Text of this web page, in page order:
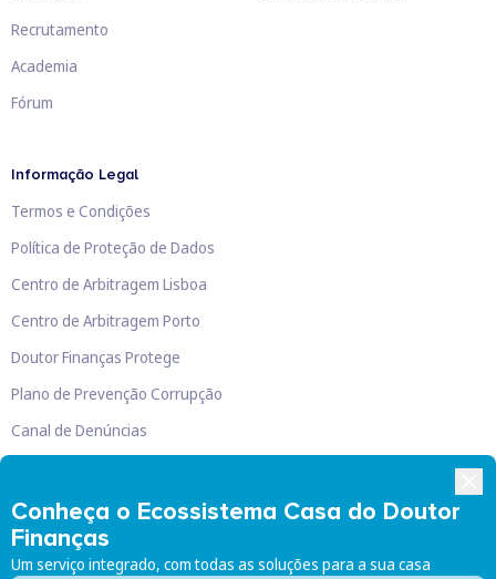
Conheça o Ecossistema Casa do Doutor
Finanças
Um serviço integrado, com todas as soluções para a sua casa
Recrutamento
Academia
Fórum
Informação Legal
Termos e Condições
Política de Proteção de Dados
Centro de Arbitragem Lisboa
Centro de Arbitragem Porto
Doutor Finanças Protege
Plano de Prevenção Corrupção
Canal de Denúncias